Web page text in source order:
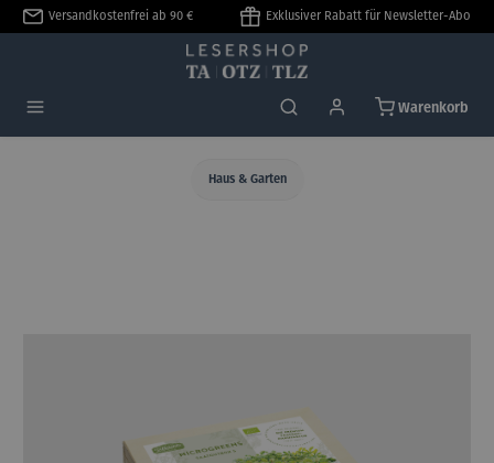
springen
Versandkostenfrei ab 90 € Exklusiver Rabatt für Newsletter-Abo
Warenkorb
Haus & Garten